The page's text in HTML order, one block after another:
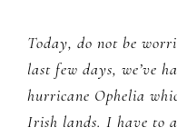
Today, do not be
last few days, we’ve
hurricane Ophelia
Irish lands. I have to